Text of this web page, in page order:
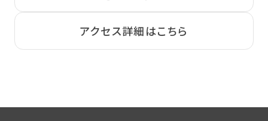
アクセス詳細はこちら